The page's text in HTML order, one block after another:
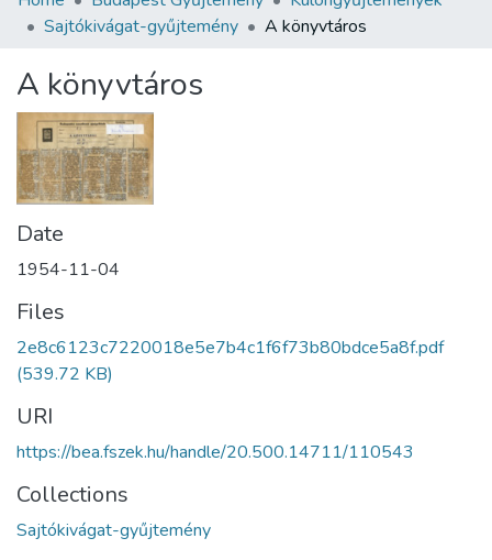
Statistics
About us
Sajtókivágat-gyűjtemény
A könyvtáros
A könyvtáros
Date
1954-11-04
Files
2e8c6123c7220018e5e7b4c1f6f73b80bdce5a8f.pdf
(539.72 KB)
URI
https://bea.fszek.hu/handle/20.500.14711/110543
Collections
Sajtókivágat-gyűjtemény